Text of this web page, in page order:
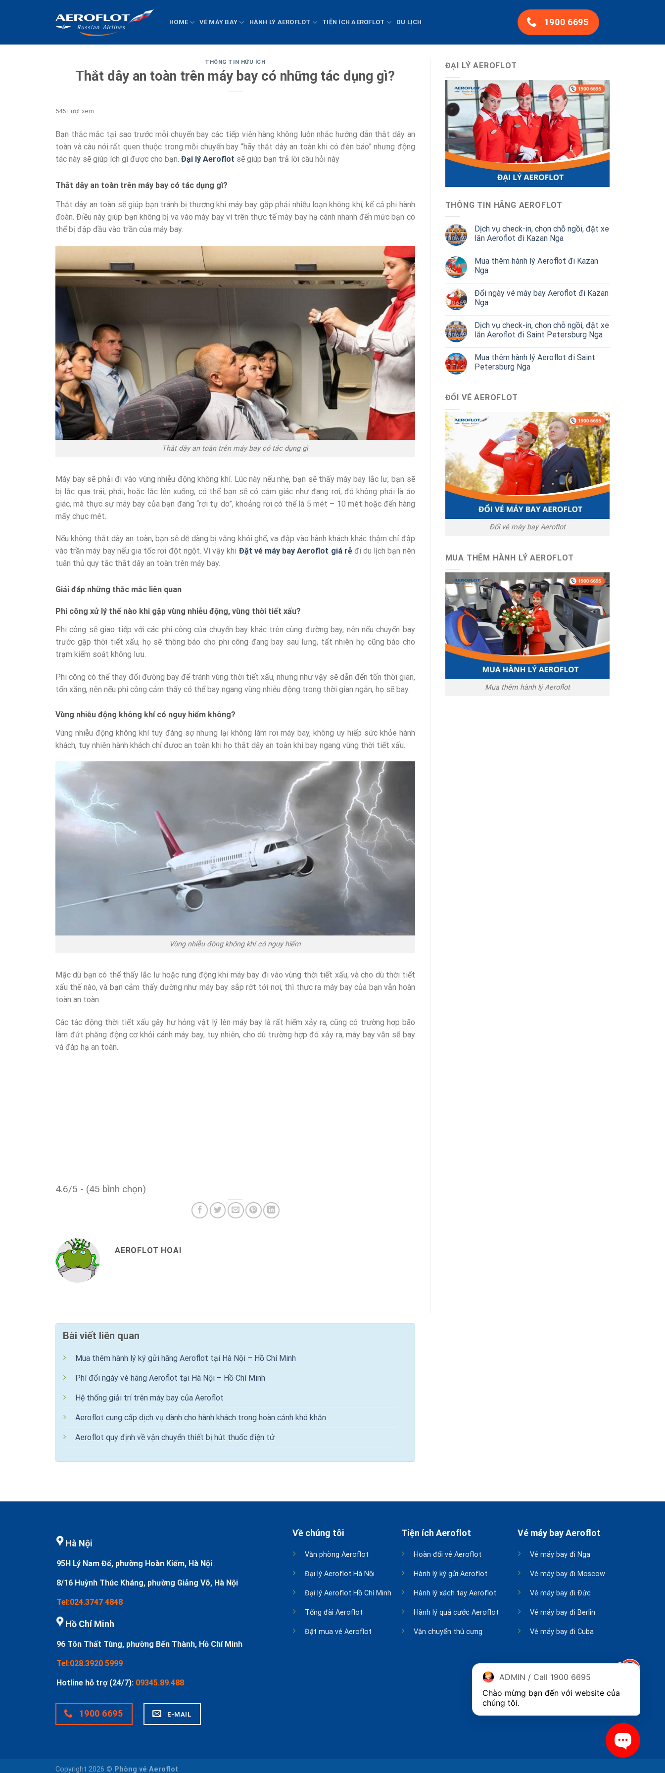
dung
HOME VÉ MÁY BAY HÀNH LÝ AEROFLOT TIỆN ÍCH AEROFLOT DU LỊCH 1900 6695
THÔNG TIN HỮU ÍCH
Thắt dây an toàn trên máy bay có những tác dụng gì?
545 Lượt xem
Bạn thắc mắc tại sao trước mỗi chuyến bay các tiếp viên hàng không luôn nhắc hướng dẫn thắt dây an
toàn và câu nói rất quen thuộc trong mỗi chuyến bay “hãy thắt dây an toàn khi có đèn báo” nhưng động
tác này sẽ giúp ích gì được cho bạn. Đại lý Aeroflot sẽ giúp bạn trả lời câu hỏi này
Thắt dây an toàn trên máy bay có tác dụng gì?
Thắt dây an toàn sẽ giúp bạn tránh bị thương khi máy bay gặp phải nhiễu loạn không khí, kể cả phi hành
đoàn. Điều này giúp bạn không bị va vào máy bay vì trên thực tế máy bay hạ cánh nhanh đến mức bạn có
thể bị đập đầu vào trần của máy bay.
Thắt dây an toàn trên máy bay có tác dụng gì
Máy bay sẽ phải đi vào vùng nhiễu động không khí. Lúc này nếu nhẹ, bạn sẽ thấy máy bay lắc lư, bạn sẽ
bị lắc qua trái, phải, hoặc lắc lên xuống, có thể bạn sẽ có cảm giác như đang rơi, đó không phải là ảo
giác, mà thực sự máy bay của bạn đang “rơi tự do”, khoảng rơi có thể là 5 mét – 10 mét hoặc đến hàng
mấy chục mét.
Nếu không thắt dây an toàn, bạn sẽ dễ dàng bị văng khỏi ghế, va đập vào hành khách khác thậm chí đập
vào trần máy bay nếu gia tốc rơi đột ngột. Vì vậy khi Đặt vé máy bay Aeroflot giá rẻđi du lịch bạn nên
tuân thủ quy tắc thắt dây an toàn trên máy bay.
Giải đáp những thắc mắc liên quan
Phi công xử lý thế nào khi gặp vùng nhiễu động, vùng thời tiết xấu?
Phi công sẽ giao tiếp với các phi công của chuyến bay khác trên cùng đường bay, nên nếu chuyến bay
trước gặp thời tiết xấu, họ sẽ thông báo cho phi công đang bay sau lưng, tất nhiên họ cũng báo cho
trạm kiểm soát không lưu.
Phi công có thể thay đổi đường bay để tránh vùng thời tiết xấu, nhưng như vậy sẽ dẫn đến tốn thời gian,
tốn xăng, nên nếu phi công cảm thấy có thể bay ngang vùng nhiễu động trong thời gian ngắn, họ sẽ bay.
Vùng nhiễu động không khí có nguy hiểm không?
Vùng nhiễu động không khí tuy đáng sợ nhưng lại không làm rơi máy bay, không uy hiếp sức khỏe hành
khách, tuy nhiên hành khách chỉ được an toàn khi họ thắt dây an toàn khi bay ngang vùng thời tiết xấu.
Vùng nhiễu động không khí có nguy hiểm
Mặc dù bạn có thể thấy lắc lư hoặc rung động khi máy bay đi vào vùng thời tiết xấu, và cho dù thời tiết
xấu thế nào, và bạn cảm thấy dường như máy bay sắp rớt tới nơi, thì thực ra máy bay của bạn vẫn hoàn
toàn an toàn.
Các tác động thời tiết xấu gây hư hỏng vật lý lên máy bay là rất hiếm xảy ra, cũng có trường hợp bão
làm đứt phăng động cơ khỏi cánh máy bay, tuy nhiên, cho dù trường hợp đó xảy ra, máy bay vẫn sẽ bay
và đáp hạ an toàn.
4.6/5 - (45 bình chọn)
AEROFLOT HOAI
ĐẠI LÝ AEROFLOT
THÔNG TIN HÃNG AEROFLOT
Dịch vụ check-in, chọn chỗ ngồi, đặt xe
lăn Aeroflot đi Kazan Nga
Mua thêm hành lý Aeroflot đi Kazan
Nga
Đổi ngày vé máy bay Aeroflot đi Kazan
Nga
Dịch vụ check-in, chọn chỗ ngồi, đặt xe
lăn Aeroflot đi Saint Petersburg Nga
Mua thêm hành lý Aeroflot đi Saint
Petersburg Nga
ĐỔI VÉ AEROFLOT
Đổi vé máy bay Aeroflot
MUA THÊM HÀNH LÝ AEROFLOT
Mua thêm hành lý Aeroflot
Bài viết liên quan
Mua thêm hành lý ký gửi hãng Aeroflot tại Hà Nội – Hồ Chí Minh
Phí đổi ngày vé hãng Aeroflot tại Hà Nội – Hồ Chí Minh
Hệ thống giải trí trên máy bay của Aeroflot
Aeroflot cung cấp dịch vụ dành cho hành khách trong hoàn cảnh khó khăn
Aeroflot quy định về vận chuyển thiết bị hút thuốc điện tử
Hà Nội
95H Lý Nam Đế, phường Hoàn Kiếm, Hà Nội
8/16 Huỳnh Thúc Kháng, phường Giảng Võ, Hà Nội
Tel:024.3747 4848
Hồ Chí Minh
96 Tôn Thất Tùng, phường Bến Thành, Hồ Chí Minh
Tel:028.3920 5999
Hotline hỗ trợ (24/7): 09345.89.488
1900 6695 E-MAIL
Về chúng tôi
Văn phòng Aeroflot
Đại lý Aeroflot Hà Nội
Đại lý Aeroflot Hồ Chí Minh
Tổng đài Aeroflot
Đặt mua vé Aeroflot
Tiện ích Aeroflot
Hoàn đổi vé Aeroflot
Hành lý ký gửi Aeroflot
Hành lý xách tay Aeroflot
Hành lý quá cước Aeroflot
Vận chuyển thú cưng
Vé máy bay Aeroflot
Vé máy bay đi Nga
Vé máy bay đi Moscow
Vé máy bay đi Đức
Vé máy bay đi Berlin
Vé máy bay đi Cuba
Copyright 2026 © Phòng vé Aeroflot
ADMIN / Call 1900 6695
Chào mừng bạn đến với website của
chúng tôi.